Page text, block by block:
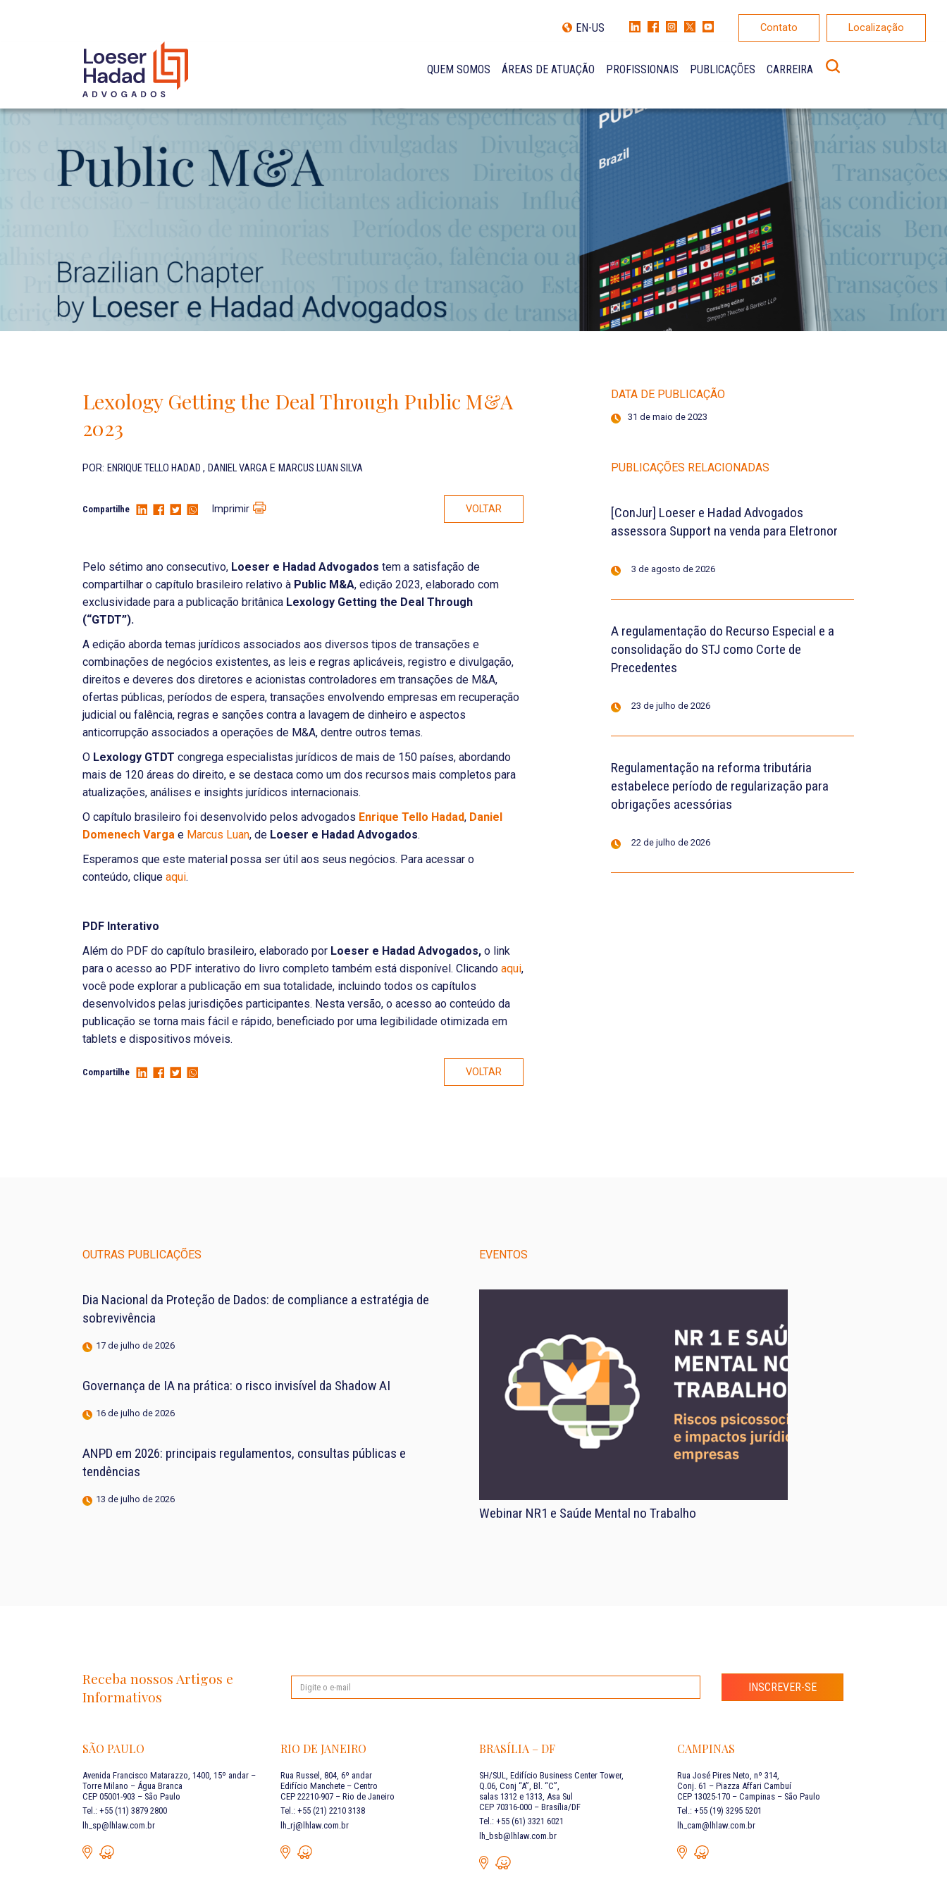
INTERNATIONAL NETWORK
PRÊMIOS
NOSSA EQUIPE
EN-US Contato Localização
QUEM SOMOS
INCLUSÃO E DIVERSIDADE
INTERNATIONAL NETWORK
NOSSA EQUIPE
ÁREAS DE ATUAÇÃO PROFISSIONAIS PUBLICAÇÕES CARREIRA
Lexology Getting the Deal Through Public M&A
2023
POR: ENRIQUE TELLO HADAD , DANIEL VARGA E MARCUS LUAN SILVA
Compartilhe Imprimir VOLTAR
Pelo sétimo ano consecutivo, Loeser e Hadad Advogados tem a satisfação de
compartilhar o capítulo brasileiro relativo à Public M&A, edição 2023, elaborado com
exclusividade para a publicação britânica Lexology Getting the Deal Through
(“GTDT”).
A edição aborda temas jurídicos associados aos diversos tipos de transações e
combinações de negócios existentes, as leis e regras aplicáveis, registro e divulgação,
direitos e deveres dos diretores e acionistas controladores em transações de M&A,
ofertas públicas, períodos de espera, transações envolvendo empresas em recuperação
judicial ou falência, regras e sanções contra a lavagem de dinheiro e aspectos
anticorrupção associados a operações de M&A, dentre outros temas.
O Lexology GTDT congrega especialistas jurídicos de mais de 150 países, abordando
mais de 120 áreas do direito, e se destaca como um dos recursos mais completos para
atualizações, análises e insights jurídicos internacionais.
O capítulo brasileiro foi desenvolvido pelos advogados Enrique Tello Hadad, Daniel
Domenech Varga e Marcus Luan, de Loeser e Hadad Advogados.
Esperamos que este material possa ser útil aos seus negócios. Para acessar o
conteúdo, clique aqui.
PDF Interativo
Além do PDF do capítulo brasileiro, elaborado por Loeser e Hadad Advogados, o link
para o acesso ao PDF interativo do livro completo também está disponível. Clicando aqui,
você pode explorar a publicação em sua totalidade, incluindo todos os capítulos
desenvolvidos pelas jurisdições participantes. Nesta versão, o acesso ao conteúdo da
publicação se torna mais fácil e rápido, beneficiado por uma legibilidade otimizada em
tablets e dispositivos móveis.
Compartilhe VOLTAR
DATA DE PUBLICAÇÃO
31 de maio de 2023
PUBLICAÇÕES RELACIONADAS
[ConJur] Loeser e Hadad Advogados
assessora Support na venda para Eletronor
3 de agosto de 2026
A regulamentação do Recurso Especial e a
consolidação do STJ como Corte de
Precedentes
23 de julho de 2026
Regulamentação na reforma tributária
estabelece período de regularização para
obrigações acessórias
22 de julho de 2026
OUTRAS PUBLICAÇÕES
Dia Nacional da Proteção de Dados: de compliance a estratégia de
sobrevivência
17 de julho de 2026
Governança de IA na prática: o risco invisível da Shadow AI
16 de julho de 2026
ANPD em 2026: principais regulamentos, consultas públicas e
tendências
13 de julho de 2026
EVENTOS
Webinar NR1 e Saúde Mental no Trabalho
Receba nossos Artigos e
Informativos
INSCREVER-SE
SÃO PAULO
Avenida Francisco Matarazzo, 1400, 15º andar –
Torre Milano – Água Branca
CEP 05001-903 – São Paulo
Tel.: +55 (11) 3879 2800
lh_sp@lhlaw.com.br
RIO DE JANEIRO
Rua Russel, 804, 6º andar
Edifício Manchete – Centro
CEP 22210-907 – Rio de Janeiro
Tel.: +55 (21) 2210 3138
lh_rj@lhlaw.com.br
BRASÍLIA – DF
SH/SUL, Edifício Business Center Tower,
Q.06, Conj “A”, Bl. “C”,
salas 1312 e 1313, Asa Sul
CEP 70316-000 – Brasília/DF
Tel.: +55 (61) 3321 6021
lh_bsb@lhlaw.com.br
CAMPINAS
Rua José Pires Neto, nº 314,
Conj. 61 – Piazza Affari Cambuí
CEP 13025-170 – Campinas – São Paulo
Tel.: +55 (19) 3295 5201
lh_cam@lhlaw.com.br